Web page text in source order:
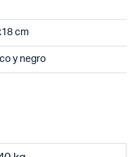
cm
y negro